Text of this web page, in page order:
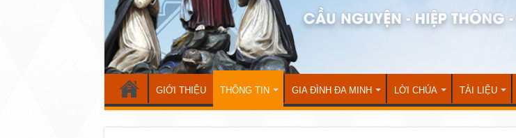
GIỚI THIỆU THÔNG TIN GIA ĐÌNH ĐA MINH LỜI CHÚA TÀI LIỆU